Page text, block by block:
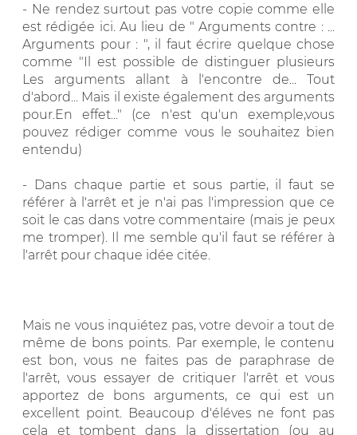
- Ne rendez surtout pas votre copie comme elle
est rédigée ici. Au lieu de " Arguments contre : ...
Arguments pour : ", il faut écrire quelque chose
comme "Il est possible de distinguer plusieurs
Les arguments allant à l'encontre de... Tout
d'abord... Mais il existe également des arguments
pour.En effet..." (ce n'est qu'un exemple,vous
pouvez rédiger comme vous le souhaitez bien
entendu)
- Dans chaque partie et sous partie, il faut se
référer à l'arrêt et je n'ai pas l'impression que ce
soit le cas dans votre commentaire (mais je peux
me tromper). Il me semble qu'il faut se référer à
l'arrêt pour chaque idée citée.
Mais ne vous inquiétez pas, votre devoir a tout de
même de bons points. Par exemple, le contenu
est bon, vous ne faites pas de paraphrase de
l'arrêt, vous essayer de critiquer l'arrêt et vous
apportez de bons arguments, ce qui est un
excellent point. Beaucoup d'éléves ne font pas
cela et tombent dans la dissertation (ou au